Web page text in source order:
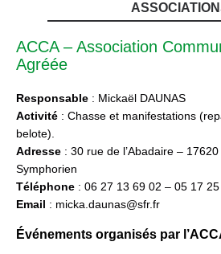
ACCA – Association
Agréée
Responsable : Mickaël DAUNAS
Activité : Chasse et manifestations
belote).
Adresse : 30 rue de l’Abadaire –
Symphorien
Téléphone : 06 27 13 69 02 – 05 17 25
Email : micka.daunas@sfr.fr
Événements organisés par